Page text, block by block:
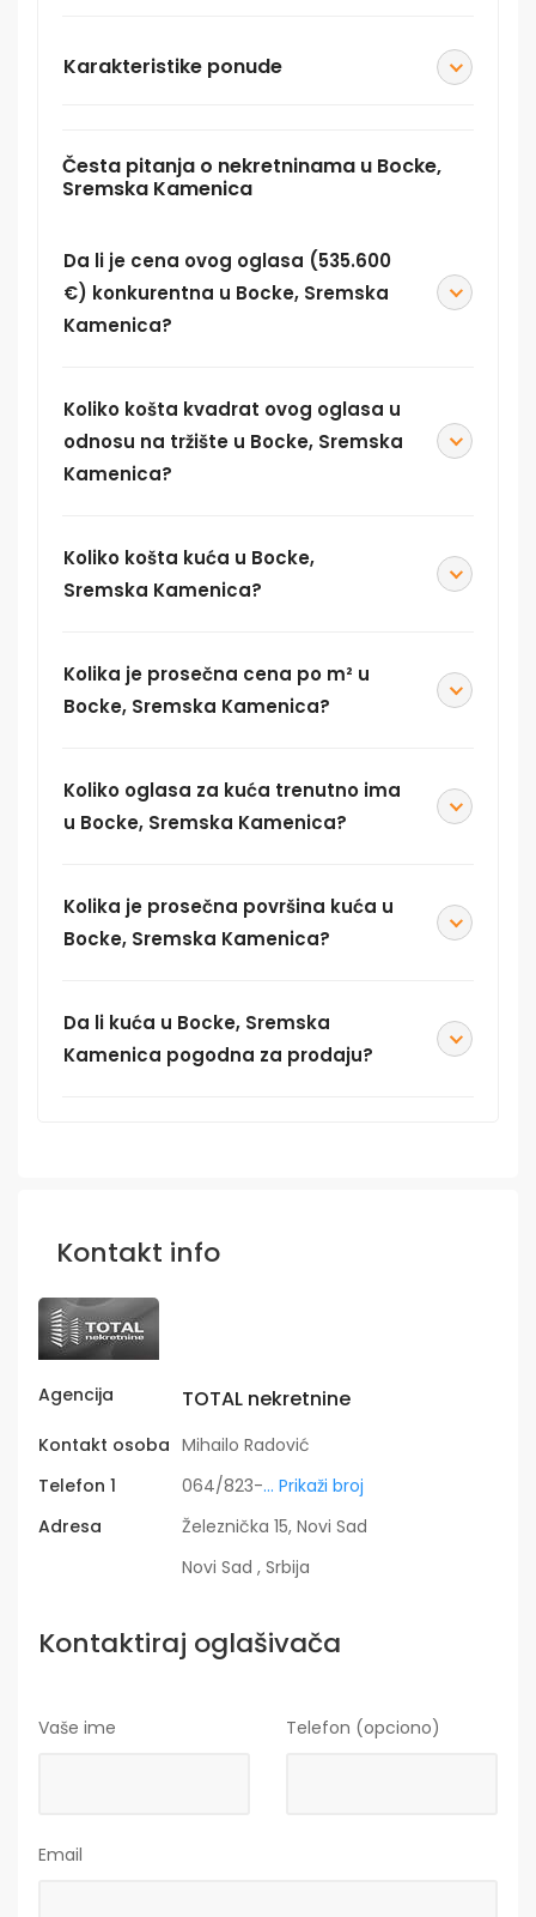
Karakteristike ponude
Česta pitanja o nekretninama u Bocke,
Sremska Kamenica
Da li je cena ovog oglasa (535.600
€) konkurentna u Bocke, Sremska
Kamenica?
Koliko košta kvadrat ovog oglasa u
odnosu na tržište u Bocke, Sremska
Kamenica?
Koliko košta kuća u Bocke,
Sremska Kamenica?
Kolika je prosečna cena po m² u
Bocke, Sremska Kamenica?
Koliko oglasa za kuća trenutno ima
u Bocke, Sremska Kamenica?
Kolika je prosečna površina kuća u
Bocke, Sremska Kamenica?
Da li kuća u Bocke, Sremska
Kamenica pogodna za prodaju?
Kontakt info
Agencija TOTAL nekretnine
Kontakt osoba Mihailo Radović
Telefon 1
064/823-... Prikaži broj
Adresa
Železnička 15, Novi Sad
Novi Sad , Srbija
Kontaktiraj oglašivača
Vaše ime Telefon (opciono)
Email